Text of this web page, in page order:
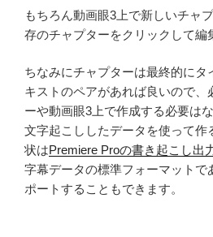
もちろん動画眼3上で新しいチャ
存のチャプターをクリックして編
ちなみにチャプターは最終的にタ
キストのペアがあれば良いので、
ーや動画眼3上で作成する必要は
文字起こししたデータを使って作
状はPremiere Proの書き起こし出
字幕データの標準フォーマットで
ポートすることもできます。